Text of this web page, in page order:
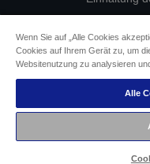
Epson
Copyright
Wenn Sie auf „Alle Cookies
Cookies auf Ihrem Gerät zu, um
Websitenutzung zu analysieren
Alle